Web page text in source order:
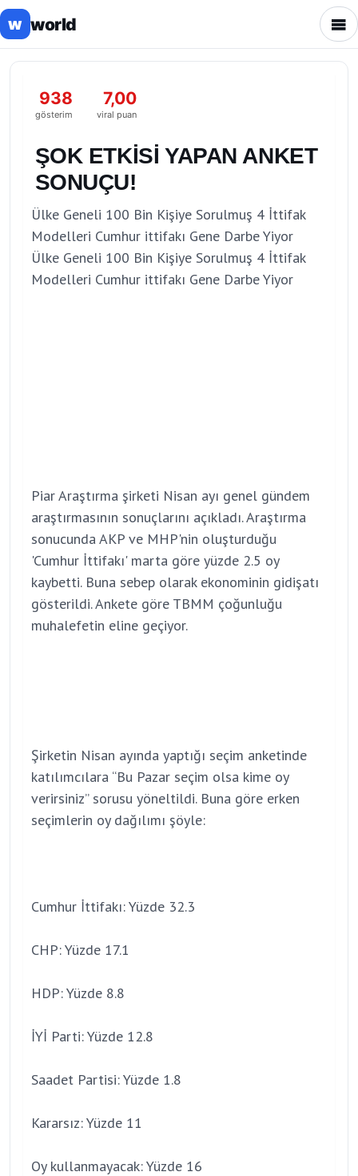
w world
938
gösterim
7,00
viral puan
ŞOK ETKİSİ YAPAN ANKET
SONUÇU!
Ülke Geneli 100 Bin Kişiye Sorulmuş 4 İttifak
Modelleri Cumhur ittifakı Gene Darbe Yiyor
Ülke Geneli 100 Bin Kişiye Sorulmuş 4 İttifak
Modelleri Cumhur ittifakı Gene Darbe Yiyor
Piar Araştırma şirketi Nisan ayı genel gündem
araştırmasının sonuçlarını açıkladı. Araştırma
sonucunda AKP ve MHP'nin oluşturduğu
'Cumhur İttifakı' marta göre yüzde 2.5 oy
kaybetti. Buna sebep olarak ekonominin gidişatı
gösterildi. Ankete göre TBMM çoğunluğu
muhalefetin eline geçiyor.
Şirketin Nisan ayında yaptığı seçim anketinde
katılımcılara “Bu Pazar seçim olsa kime oy
verirsiniz” sorusu yöneltildi. Buna göre erken
seçimlerin oy dağılımı şöyle:
Cumhur İttifakı: Yüzde 32.3
CHP: Yüzde 17.1
HDP: Yüzde 8.8
İYİ Parti: Yüzde 12.8
Saadet Partisi: Yüzde 1.8
Kararsız: Yüzde 11
Oy kullanmayacak: Yüzde 16